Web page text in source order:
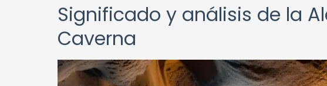
Significado y análisis de la
Caverna